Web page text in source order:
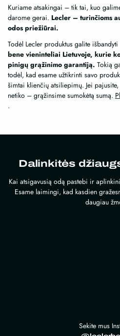
product
page
Kuriame atsakingai – tik tai, kuo
darome gerai. Lecler – turinčioms
odos priežiūrai.
Todėl Lecler produktus galite
bene vieninteliai Lietuvoje, kurie
pinigų grąžinimo garantiją. Tokią
todėl, kad esame užtikrinti savo
šimtai klienčių atsiliepimų. Jei
netiko – grąžinsime sumokėtą sumą.
.
Dalinkitės
Kai atsigavusią odą pastebi ir
Esame laimingi, kad kasdien
daugiau
Sekite mus